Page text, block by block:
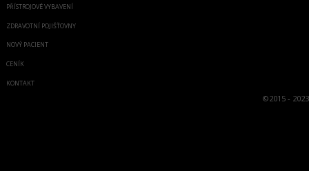
PŘÍSTROJOVÉ VYBAVENÍ
ZDRAVOTNÍ POJIŠŤOVNY
NOVÝ PACIENT
CENÍK
KONTAKT
©2015 - 2023